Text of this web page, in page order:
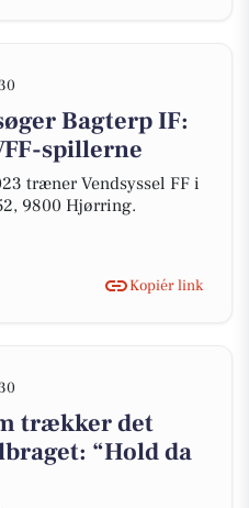
Bagterp IF:
spillerne
træner Vendsyssel FF i
9800 Hjørring.
Kopiér link
trækker det
“Hold da